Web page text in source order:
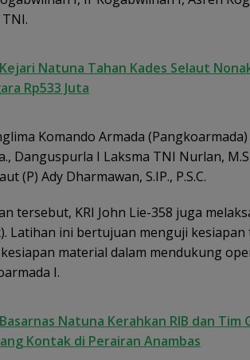
Kejari Natuna Tahan Kades Selaut
Rp533 Juta
Komando Armada (Pangkoarmada)
Danguspurla I Laksma TNI Nurlan,
(P) Ady Dharmawan, S.IP., P.S.C.
tersebut, KRI John Lie-358 juga
Latihan ini bertujuan menguji
material dalam mendukung
I.
Basarnas Natuna Kerahkan RIB dan Tim
Kontak di Perairan Anambas
Dikembalikan dan
Lingga